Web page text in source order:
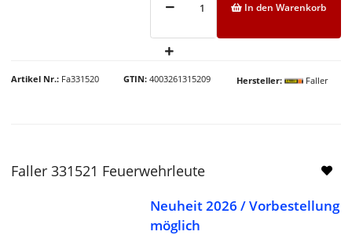
Artikel Nr. Fa331520 GTIN 4003261315209 Hersteller Faller
In den Warenkorb
Faller 331521 Feuerwehrleute
Neuheit 2026 / Vorbestellung
möglich